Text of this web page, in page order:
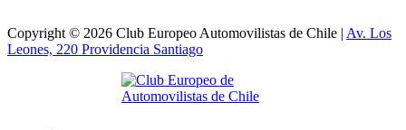
Copyright © 2026 Club Europeo Automovilistas de Chile | Av. Los
Leones, 220 Providencia Santiago